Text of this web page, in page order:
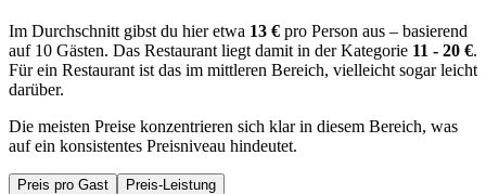
Im Durchschnitt gibst du hier etwa 13 € pro Person aus – basierend
auf 10 Gästen. Das Restaurant liegt damit in der Kategorie 11 - 20 €.
Für ein Restaurant ist das im mittleren Bereich, vielleicht sogar leicht
darüber.
Die meisten Preise konzentrieren sich klar in diesem Bereich, was
auf ein konsistentes Preisniveau hindeutet.
Preis pro Gast Preis-Leistung